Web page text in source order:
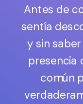
Antes de
sentía
y sin
presencia
común